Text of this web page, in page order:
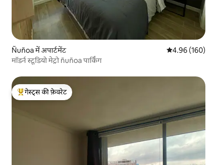
Ñuñoa में अपार्टमेंट औसत रेटिंग 5 में से
4.96 (160)
मॉडर्न स्टूडियो मेट्रो ñuñoa पार्किंग
गेस्ट्स का टॉप फ़ेवरेट
गेस्ट्स की फ़ेवरेट